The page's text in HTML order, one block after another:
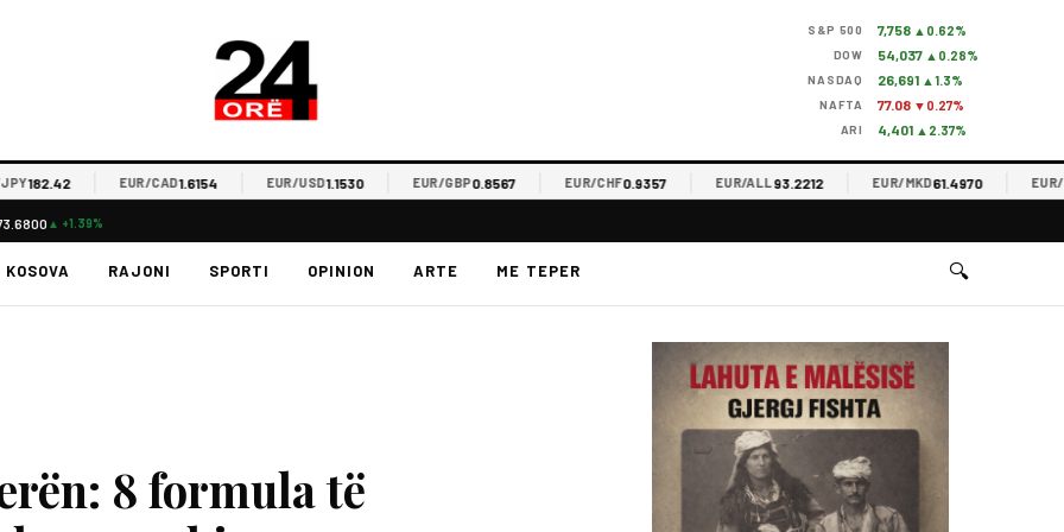
S&P 500 7,758 ▲0.62%
DOW 54,037 ▲0.28%
NASDAQ 26,691 ▲1.3%
NAFTA 77.08 ▼0.27%
ARI 4,401 ▲2.37%
182.42 EUR/CAD1.6154 EUR/USD1.1530 EUR/GBP0.8567 EUR/CHF0.9357 EUR/ALL93.2212 EUR/MKD61.4970 EUR/
▲ +1.39%
KOSOVA RAJONI SPORTI OPINION ARTE ME TEPER 🔍
8 formula të